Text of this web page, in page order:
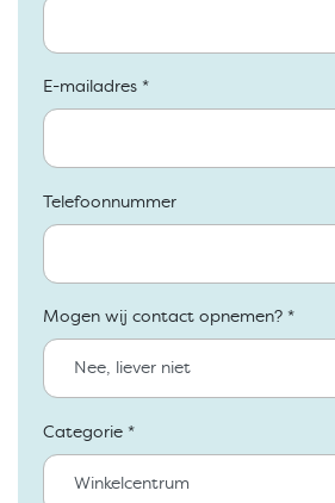
E-mailadres *
Telefoonnummer
Mogen wij contact opnemen? *
Categorie *